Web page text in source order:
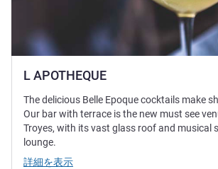
L APOTHEQUE
The delicious Belle Epoque cocktails make
Our bar with terrace is the new must see
Troyes, with its vast glass roof and musical
lounge.
詳細を表示